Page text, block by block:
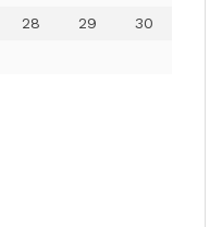
28 29
30